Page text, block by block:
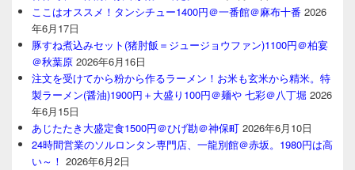
ここはオススメ！タンシチュー1400円＠一番館＠麻布十番 2026
年6月17日
豚すね煮込みセット(猪肘飯＝ジュージョウファン)1100円＠柏宴
＠秋葉原 2026年6月16日
注文を受けてから粉から作るラーメン！お米も玄米から精米。特
製ラーメン(醤油)1900円＋大盛り100円＠麺や 七彩＠八丁堀 2026
年6月15日
あじたたき大盛定食1500円＠ひげ勘＠神保町 2026年6月10日
24時間営業のソルロンタン専門店、一龍別館＠赤坂。1980円は高
い～！ 2026年6月2日